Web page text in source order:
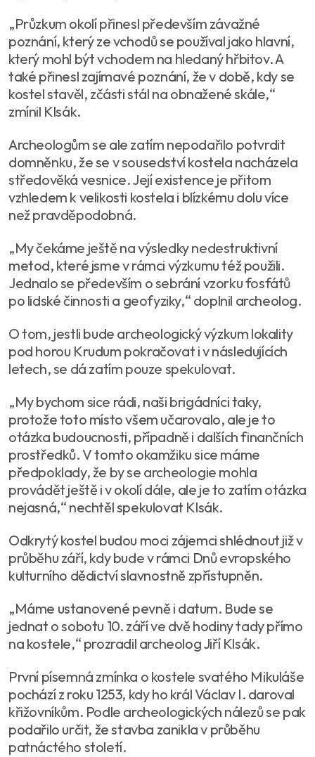
„Průzkum okolí přinesl především závažné
poznání, který ze vchodů se používal jako hlavní,
který mohl být vchodem na hledaný hřbitov. A
také přinesl zajímavé poznání, že v době, kdy se
kostel stavěl, zčásti stál na obnažené skále,“
zmínil Klsák.
Archeologům se ale zatím nepodařilo potvrdit
domněnku, že se v sousedství kostela nacházela
středověká vesnice. Její existence je přitom
vzhledem k velikosti kostela i blízkému dolu více
než pravděpodobná.
„My čekáme ještě na výsledky nedestruktivní
metod, které jsme v rámci výzkumu též použili.
Jednalo se především o sebrání vzorku fosfátů
po lidské činnosti a geofyziky,“ doplnil archeolog.
O tom, jestli bude archeologický výzkum lokality
pod horou Krudum pokračovat i v následujících
letech, se dá zatím pouze spekulovat.
„My bychom sice rádi, naši brigádníci taky,
protože toto místo všem učarovalo, ale je to
otázka budoucnosti, případně i dalších finančních
prostředků. V tomto okamžiku sice máme
předpoklady, že by se archeologie mohla
provádět ještě i v okolí dále, ale je to zatím otázka
nejasná,“ nechtěl spekulovat Klsák.
Odkrytý kostel budou moci zájemci shlédnout již v
průběhu září, kdy bude v rámci Dnů evropského
kulturního dědictví slavnostně zpřístupněn.
„Máme ustanovené pevně i datum. Bude se
jednat o sobotu 10. září ve dvě hodiny tady přímo
na kostele,“ prozradil archeolog Jiří Klsák.
První písemná zmínka o kostele svatého Mikuláše
pochází z roku 1253, kdy ho král Václav I. daroval
křižovníkům. Podle archeologických nálezů se pak
podařilo určit, že stavba zanikla v průběhu
patnáctého století.